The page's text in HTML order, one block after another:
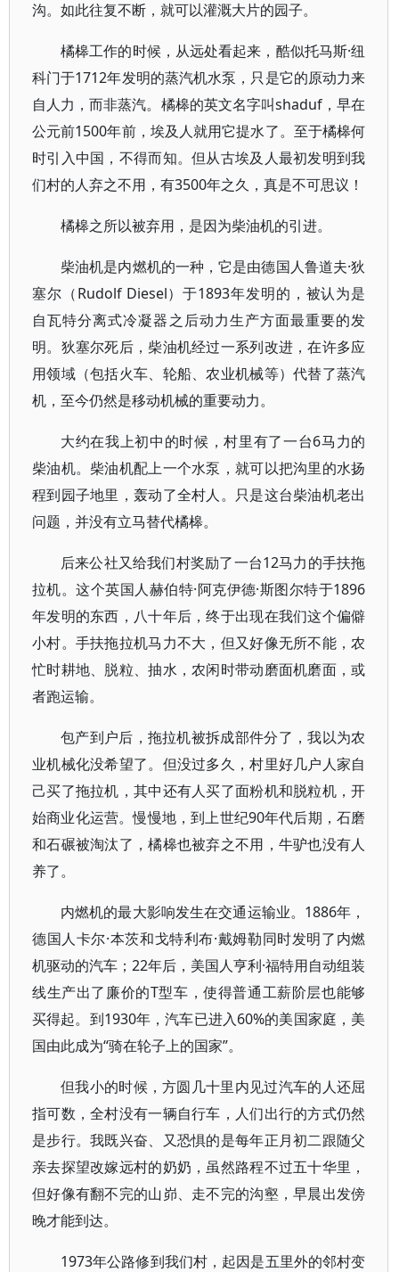
沟。如此往复不断，就可以灌溉大片的园子。
橘槔工作的时候，从远处看起来，酷似托马斯·纽
科门于1712年发明的蒸汽机水泵，只是它的原动力来
自人力，而非蒸汽。橘槔的英文名字叫shaduf，早在
公元前1500年前，埃及人就用它提水了。至于橘槔何
时引入中国，不得而知。但从古埃及人最初发明到我
们村的人弃之不用，有3500年之久，真是不可思议！
橘槔之所以被弃用，是因为柴油机的引进。
柴油机是内燃机的一种，它是由德国人鲁道夫·狄
塞尔（Rudolf Diesel）于1893年发明的，被认为是
自瓦特分离式冷凝器之后动力生产方面最重要的发
明。狄塞尔死后，柴油机经过一系列改进，在许多应
用领域（包括火车、轮船、农业机械等）代替了蒸汽
机，至今仍然是移动机械的重要动力。
大约在我上初中的时候，村里有了一台6马力的
柴油机。柴油机配上一个水泵，就可以把沟里的水扬
程到园子地里，轰动了全村人。只是这台柴油机老出
问题，并没有立马替代橘槔。
后来公社又给我们村奖励了一台12马力的手扶拖
拉机。这个英国人赫伯特·阿克伊德·斯图尔特于1896
年发明的东西，八十年后，终于出现在我们这个偏僻
小村。手扶拖拉机马力不大，但又好像无所不能，农
忙时耕地、脱粒、抽水，农闲时带动磨面机磨面，或
者跑运输。
包产到户后，拖拉机被拆成部件分了，我以为农
业机械化没希望了。但没过多久，村里好几户人家自
己买了拖拉机，其中还有人买了面粉机和脱粒机，开
始商业化运营。慢慢地，到上世纪90年代后期，石磨
和石碾被淘汰了，橘槔也被弃之不用，牛驴也没有人
养了。
内燃机的最大影响发生在交通运输业。1886年，
德国人卡尔·本茨和戈特利布·戴姆勒同时发明了内燃
机驱动的汽车；22年后，美国人亨利·福特用自动组装
线生产出了廉价的T型车，使得普通工薪阶层也能够
买得起。到1930年，汽车已进入60%的美国家庭，美
国由此成为“骑在轮子上的国家”。
但我小的时候，方圆几十里内见过汽车的人还屈
指可数，全村没有一辆自行车，人们出行的方式仍然
是步行。我既兴奋、又恐惧的是每年正月初二跟随父
亲去探望改嫁远村的奶奶，虽然路程不过五十华里，
但好像有翻不完的山峁、走不完的沟壑，早晨出发傍
晚才能到达。
1973年公路修到我们村，起因是五里外的邻村变